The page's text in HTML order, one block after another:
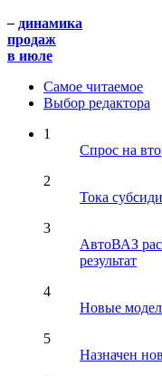
– динамика
продаж
в июле
Самое читаемое
Выбор редактора
1
Спрос на
2
Тока
3
АвтоВАЗ
результат
4
Новые
5
Назначен